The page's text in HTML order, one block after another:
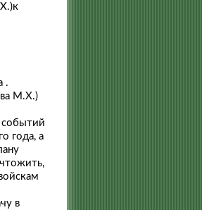
.
М.Х.)
событий
года, а
в